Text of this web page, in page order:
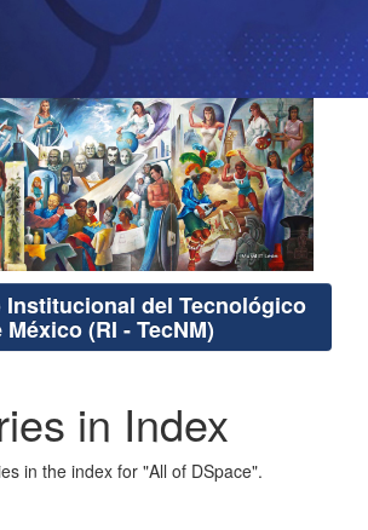
del Tecnológico
(RI - TecNM)
in Index
in the index for "All of DSpace".